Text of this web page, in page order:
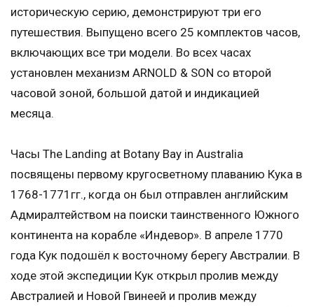
историческую серию, демонстрируют три его
путешествия. Выпущено всего 25 комплектов часов,
включающих все три модели. Во всех часах
установлен механизм ARNOLD & SON со второй
часовой зоной, большой датой и индикацией
месяца.
Часы The Landing at Botany Bay in Australia
посвящены первому кругосветному плаванию Кука в
1768-1771гг., когда он был отправлен английским
Адмиралтейством на поиски таинственного Южного
континента на корабле «Индевор». В апреле 1770
года Кук подошёл к восточному берегу Австралии. В
ходе этой экспедиции Кук открыл пролив между
Австралией и Новой Гвинеей и пролив между